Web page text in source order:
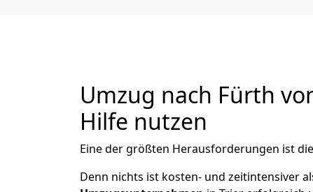
Umzug nach Fürth
Hilfe nutzen
Eine der größten Herausforderungen ist
Denn nichts ist kosten- und zeitintensiver